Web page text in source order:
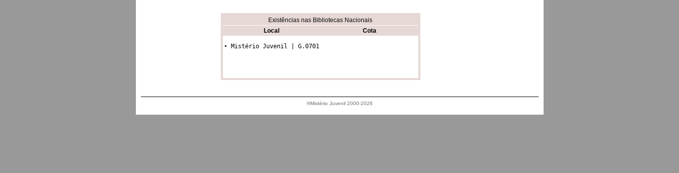
Existências nas Bibliotecas Nacionais
Local
Cota
• Mistério Juvenil | G.0701
®Mistério Juvenil 2000-2026